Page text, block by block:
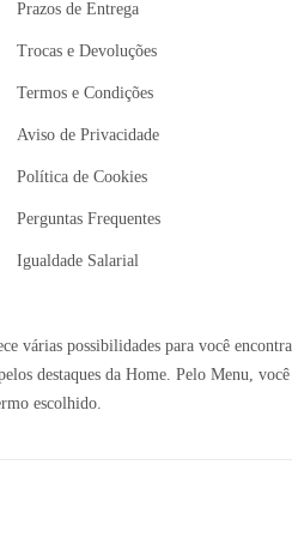
Prazos de Entrega
Trocas e Devoluções
Termos e Condições
Aviso de Privacidade
Política de Cookies
Perguntas Frequentes
Igualdade Salarial
possibilidades para você
destaques da Home. Pelo Menu,
escolhido.